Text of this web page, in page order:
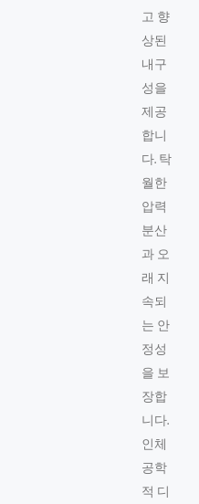
고 향
상된
내구
성을
제공
합니
다. 탁
월한
압력
분산
과 오
래 지
속되
는 안
정성
을 보
장합
니다.
인체
공학
적 디